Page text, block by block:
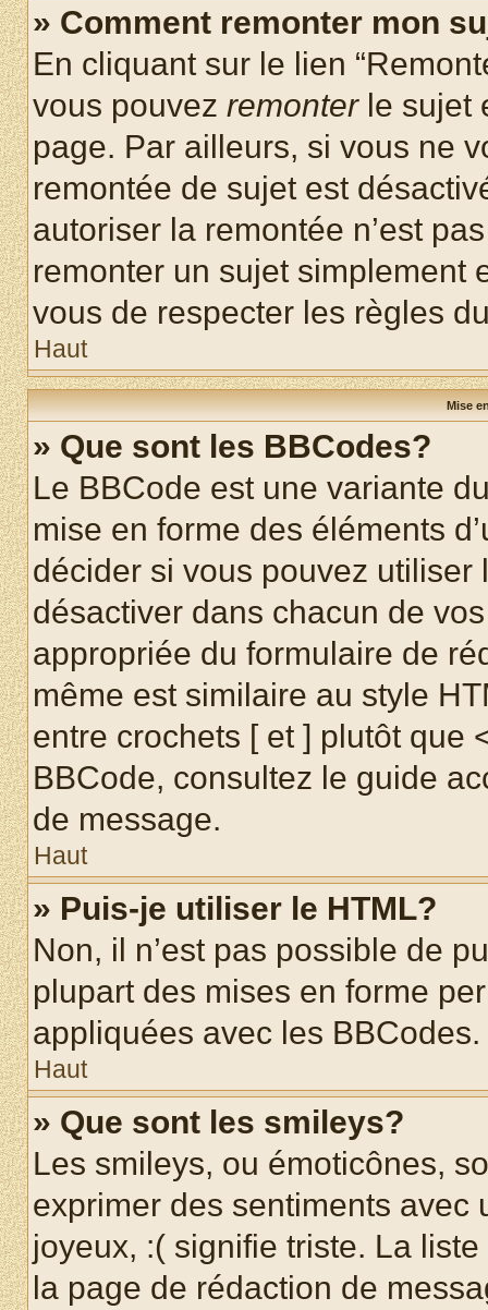
» Comment remonter mon
En cliquant sur le lien
vous pouvez remonterle sujet
page. Par ailleurs, si vous ne
remontée de sujet est
autoriser la remontée n’est
remonter un sujet simplement
vous de respecter les règles
Haut
Mise
» Que sont les BBCodes?
Le BBCode est une variante
mise en forme des éléments
décider si vous pouvez
désactiver dans chacun de
appropriée du formulaire de
même est similaire au style
entre crochets [ et ] plutôt que
BBCode, consultez le guide
de message.
Haut
» Puis-je utiliser le HTML?
Non, il n’est pas possible de
plupart des mises en forme
appliquées avec les BBCodes.
Haut
» Que sont les smileys?
Les smileys, ou émoticônes,
exprimer des sentiments avec
joyeux, :( signifie triste. La
la page de rédaction de